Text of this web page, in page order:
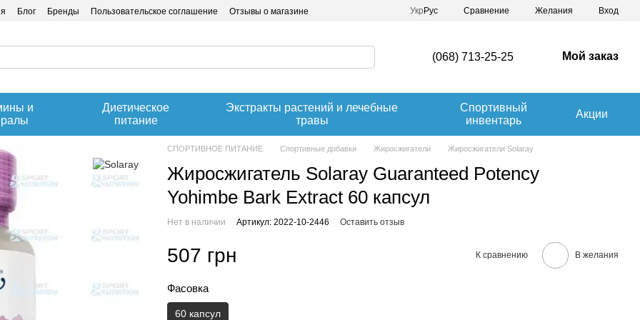
Блог Бренды Пользовательское соглашение Отзывы о магазине Укр Рус Сравнение Желания Вход
(068) 713-25-25 Мой заказ
и
Диетическое
питание
Экстракты растений и лечебные
травы
Спортивный
инвентарь
Акции
СПОРТИВНОЕ ПИТАНИЕ Спортивные добавки Жиросжигатели Жиросжигатели Solaray
Жиросжигатель Solaray Guaranteed Potency
Yohimbe Bark Extract 60 капсул
Нет в наличии Артикул: 2022-10-2446 Оставить отзыв
507 грн К сравнению В желания
Фасовка
60 капсул